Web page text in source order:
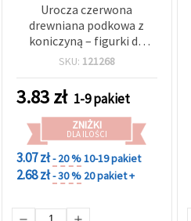
Urocza czerwona
drewniana podkowa z
koniczyną – figurki do
rękodzieła – 19x21x2 mm
SKU: 121268
3.83zł 1-9 pakiet
ZNIŻKI
DLA ILOŚCI
3.07 zł- 20 %10-19 pakiet
2.68 zł- 30 % 20 pakiet +